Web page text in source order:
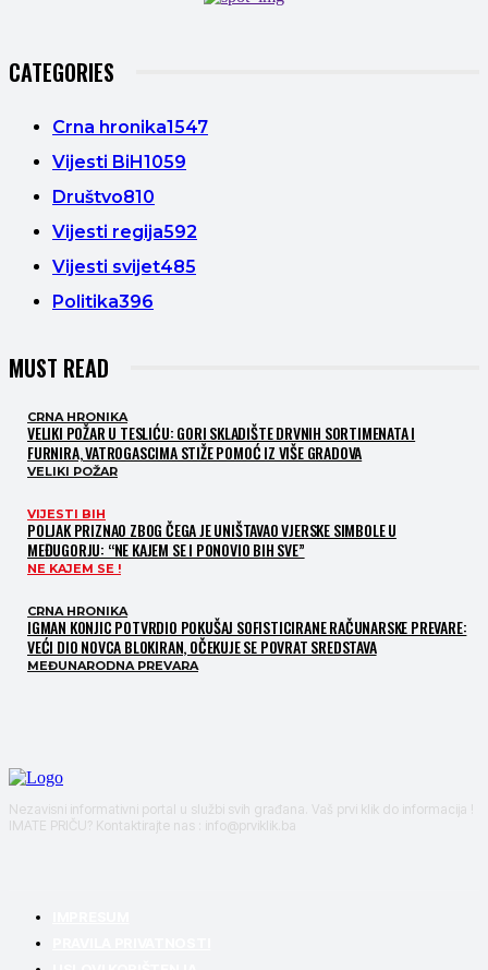
CATEGORIES
Crna hronika1547
Vijesti BiH1059
Društvo810
Vijesti regija592
Vijesti svijet485
Politika396
MUST READ
CRNA HRONIKA
VELIKI POŽAR U TESLIĆU: GORI SKLADIŠTE DRVNIH SORTIMENATA I
FURNIRA, VATROGASCIMA STIŽE POMOĆ IZ VIŠE GRADOVA
VELIKI POŽAR
VIJESTI BIH
POLJAK PRIZNAO ZBOG ČEGA JE UNIŠTAVAO VJERSKE SIMBOLE U
MEĐUGORJU: “NE KAJEM SE I PONOVIO BIH SVE”
NE KAJEM SE !
CRNA HRONIKA
IGMAN KONJIC POTVRDIO POKUŠAJ SOFISTICIRANE RAČUNARSKE PREVARE:
VEĆI DIO NOVCA BLOKIRAN, OČEKUJE SE POVRAT SREDSTAVA
MEĐUNARODNA PREVARA
Nezavisni informativni portal u službi svih građana. Vaš prvi klik do informacija !
IMATE PRIČU? Kontaktirajte nas : info@prviklik.ba